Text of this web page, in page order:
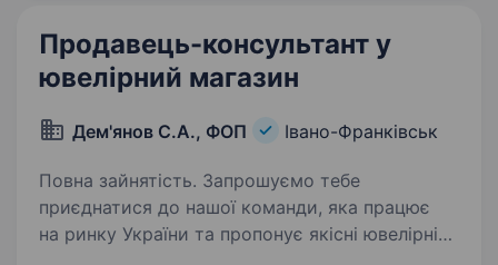
Продавець-консультант у
ювелірний магазин
Дем'янов С.А., ФОП Івано-Франківськ
Повна зайнятість. Запрошуємо тебе
приєднатися до нашої команди, яка працює
на ринку України та пропонує якісні ювелірні